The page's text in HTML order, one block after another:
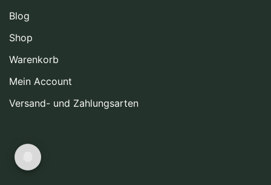
Blog
Shop
Warenkorb
Mein Account
Versand- und Zahlungsarten